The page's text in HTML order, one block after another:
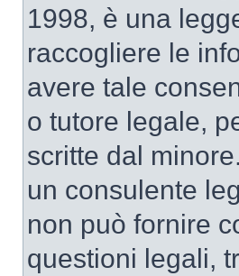
1998, è una
raccogliere le
avere tale
o tutore legale,
scritte dal
un consulente
non può fornire
questioni legali,